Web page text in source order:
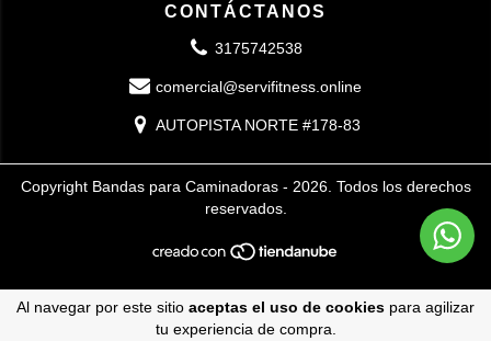
Al navegar por este sitio aceptas el uso de cookies para agilizar
tu experiencia de compra.
CONTÁCTANOS
3175742538
comercial@servifitness.online
AUTOPISTA NORTE #178-83
Copyright Bandas para Caminadoras - 2026. Todos los derechos
reservados.